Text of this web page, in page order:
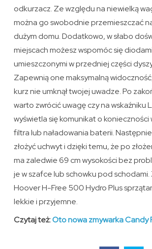
odkurzacz. Ze względu na niewielką
można go swobodnie przemieszczać
dużym domu. Dodatkowo, w słabo
miejscach możesz wspomóc się
umieszczonymi w przedniej części
Zapewnią one maksymalną
kurz nie umknął twojej uwadze. Po
warto zwrócić uwagę czy na wskaźniku
wyświetla się komunikat o konieczności
filtra lub naładowania baterii.
złożyć uchwyt i dzięki temu, że po
ma zaledwie 69 cm wysokości bez
je w szafce lub schowku pod
Hoover H-Free 500 Hydro Plus
lekkie i przyjemne.
Czytaj też:Oto nowa zmywarka Candy